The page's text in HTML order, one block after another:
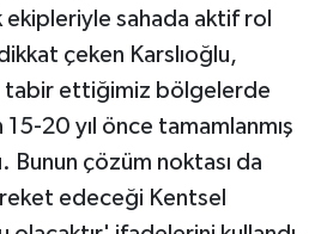
ekipleriyle sahada aktif rol
çeken Karslıoğlu,
tabir ettiğimiz bölgelerde
20 yıl önce tamamlanmış
Bunun çözüm noktası da
edeceği Kentsel